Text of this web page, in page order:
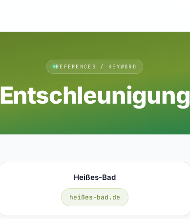
REFERENCES / KEYWORD
Entschleunigung
Heißes-Bad
heißes-bad.de